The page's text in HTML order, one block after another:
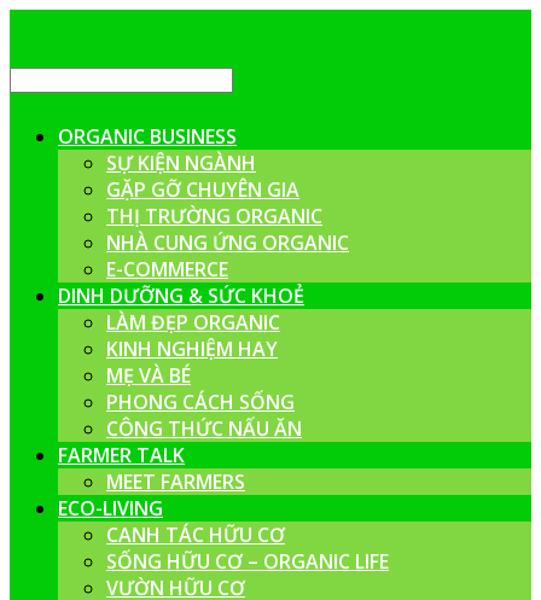
ORGANIC BUSINESS
SỰ KIỆN NGÀNH
GẶP GỠ CHUYÊN GIA
THỊ TRƯỜNG ORGANIC
NHÀ CUNG ỨNG ORGANIC
E-COMMERCE
DINH DƯỠNG & SỨC KHOẺ
LÀM ĐẸP ORGANIC
KINH NGHIỆM HAY
MẸ VÀ BÉ
PHONG CÁCH SỐNG
CÔNG THỨC NẤU ĂN
FARMER TALK
MEET FARMERS
ECO-LIVING
CANH TÁC HỮU CƠ
SỐNG HỮU CƠ – ORGANIC LIFE
VƯỜN HỮU CƠ